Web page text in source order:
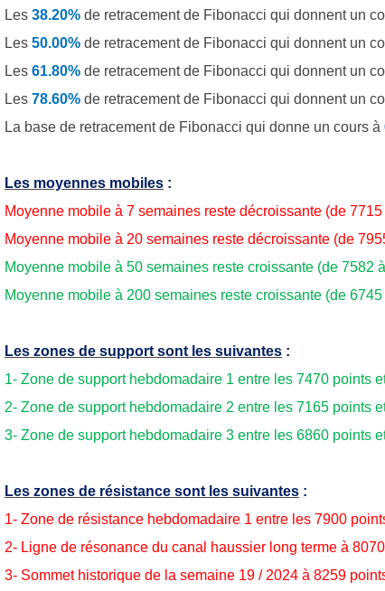
Les 38.20% de retracement de Fibonacci qui donnent un
Les 50.00% de retracement de Fibonacci qui donnent un
Les 61.80% de retracement de Fibonacci qui donnent un
Les 78.60% de retracement de Fibonacci qui donnent un
La base de retracement de Fibonacci qui donne un cours à
Les moyennes mobiles :
Moyenne mobile à 7 semaines reste décroissante (de
Moyenne mobile à 20 semaines reste décroissante (de
Moyenne mobile à 50 semaines reste croissante (de 7582
Moyenne mobile à 200 semaines reste croissante (de
Les zones de support sont les suivantes :
1- Zone de support hebdomadaire 1 entre les 7470 points
2- Zone de support hebdomadaire 2 entre les 7165 points
3- Zone de support hebdomadaire 3 entre les 6860 points
Les zones de résistance sont les suivantes :
1- Zone de résistance hebdomadaire 1 entre les 7900
2- Ligne de résonance du canal haussier long terme à
3- Sommet historique de la semaine 19 / 2024 à 8259